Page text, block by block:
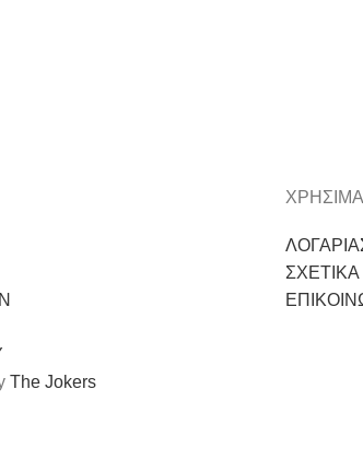
ΧΡΗΣΙΜΑ
The Jokers